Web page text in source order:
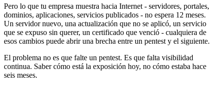
Pero lo que tu empresa muestra hacia Internet - servidores, portales,
dominios, aplicaciones, servicios publicados - no espera 12 meses.
Un servidor nuevo, una actualización que no se aplicó, un servicio
que se expuso sin querer, un certificado que venció - cualquiera de
esos cambios puede abrir una brecha entre un pentest y el siguiente.
El problema no es que falte un pentest. Es que falta visibilidad
continua. Saber cómo está la exposición hoy, no cómo estaba hace
seis meses.